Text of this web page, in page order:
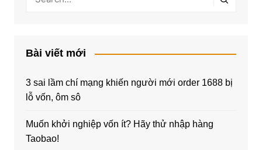
Bài viết mới
3 sai lầm chí mạng khiến người mới order 1688 bị
lỗ vốn, ôm sô
Muốn khởi nghiệp vốn ít? Hãy thử nhập hàng
Taobao!